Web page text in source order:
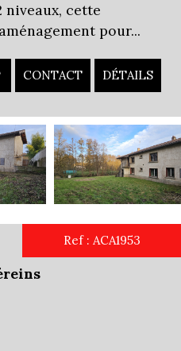
niveaux, cette
pour...
CONTACT DÉTAILS
Ref : ACA1953